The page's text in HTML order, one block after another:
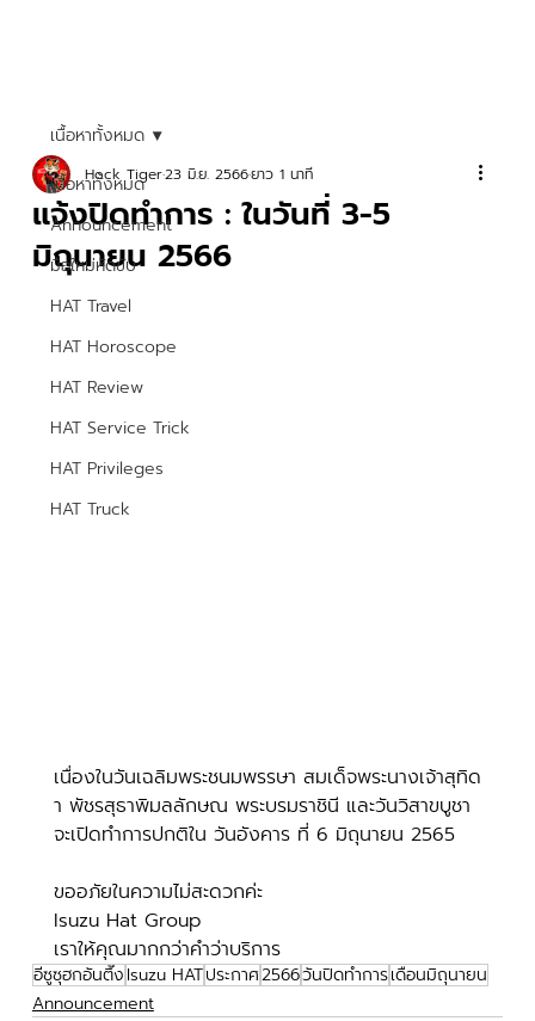
เนื้อหาทั้งหมด
Announcement
มือใหม่หัดขับ
HAT Travel
HAT Horoscope
HAT Review
HAT Service Trick
HAT Privileges
HAT Truck
เนื้อหาทั้งหมด
แจ้งปิดทำการ : ในวันที่ 3-5
มิถุนายน 2566
Hock Tiger23 มิ.ย. 2566ยาว 1 นาที
เนื่องในวันเฉลิมพระชนมพรรษา สมเด็จพระนางเจ้าสุทิด
า พัชรสุธาพิมลลักษณ พระบรมราชินี และวันวิสาขบูชา
จะเปิดทำการปกติใน วันอังคาร ที่ 6 มิถุนายน 2565
ขออภัยในความไม่สะดวกค่ะ
Isuzu Hat Group
เราให้คุณมากกว่าคำว่าบริการ
อีซูซุฮกอันตึ๊งIsuzu HATประกาศ2566วันปิดทำการเดือนมิถุนายน
Announcement